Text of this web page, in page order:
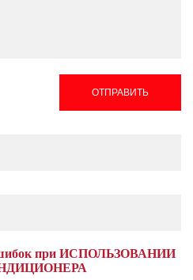
ОТПРАВИТЬ
при ИСПОЛЬЗОВАНИИ